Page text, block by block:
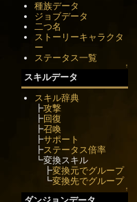
種族データ
ジョブデータ
二つ名
ストーリーキャラクタ
ー
ステータス一覧
↑
スキルデータ
スキル辞典
┣攻撃
┣回復
┣召喚
┣サポート
┣ステータス倍率
┗変換スキル
┣変換元でグループ
┗変換先でグループ
↑